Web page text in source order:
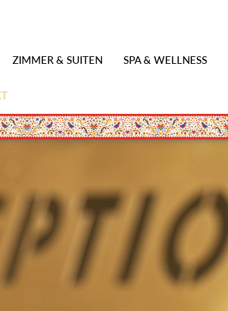
ZIMMER & SUITEN SPA & WELLNESS